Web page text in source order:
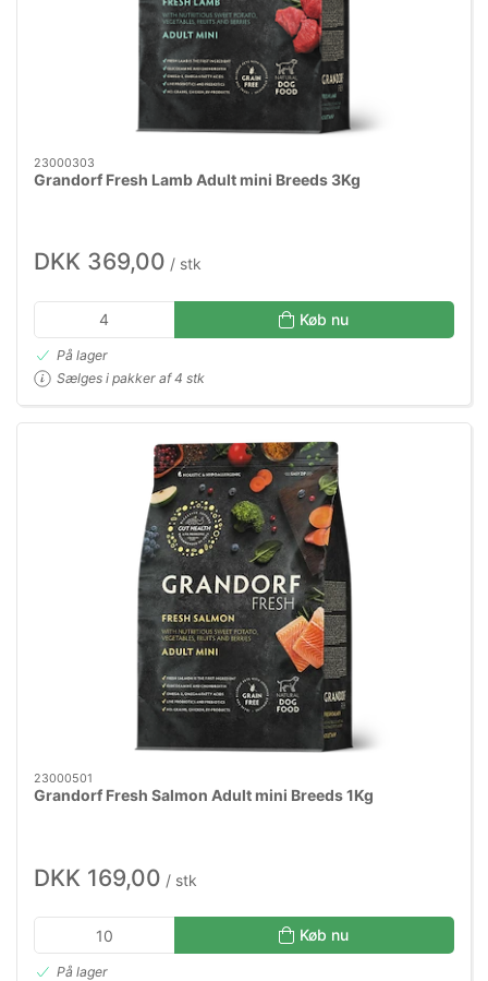
23000303
Grandorf Fresh Lamb Adult mini Breeds 3Kg
DKK 369,00 / stk
Køb nu
På lager
Sælges i pakker af 4 stk
23000501
Grandorf Fresh Salmon Adult mini Breeds 1Kg
DKK 169,00 / stk
Køb nu
På lager